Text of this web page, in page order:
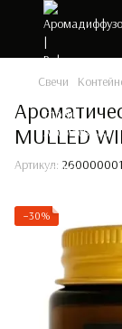
Свечи
MULLED
Артикул:
−30%